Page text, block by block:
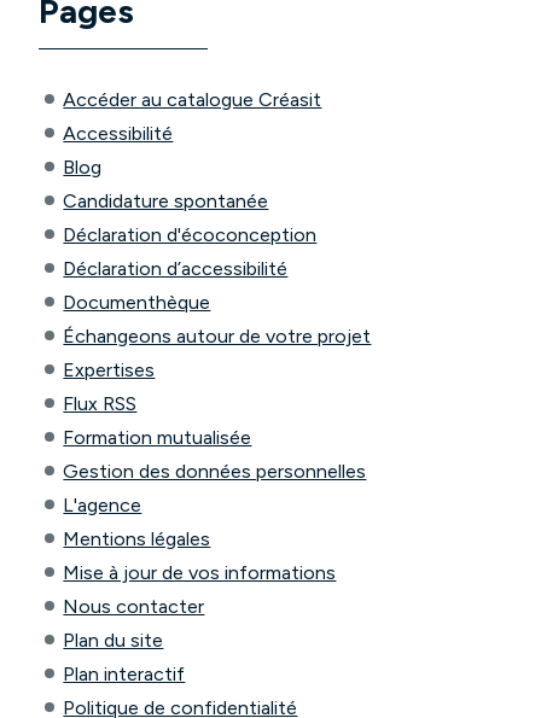
Pages
Accéder au catalogue Créasit
Accessibilité
Blog
Candidature spontanée
Déclaration d'écoconception
Déclaration d’accessibilité
Documenthèque
Échangeons autour de votre projet
Expertises
Flux RSS
Formation mutualisée
Gestion des données personnelles
L'agence
Mentions légales
Mise à jour de vos informations
Nous contacter
Plan du site
Plan interactif
Politique de confidentialité